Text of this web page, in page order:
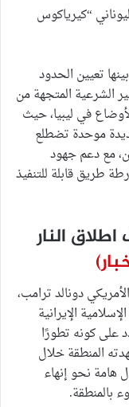
“كيرياكوس
تعيين الحدود
الشرعية المتجهة من
في ليبيا، حيث
موحدة تضطلع
مع دعم جهود
طريق قابلة للتنفيذ
النار
دونالد ترامب،
الإيرانية
٢٤ يونيو ٢٠٢٥، وتشدد على كونه تطورًا
المنطقة خلال
هامة نحو إنهاء
بالمنطقة.